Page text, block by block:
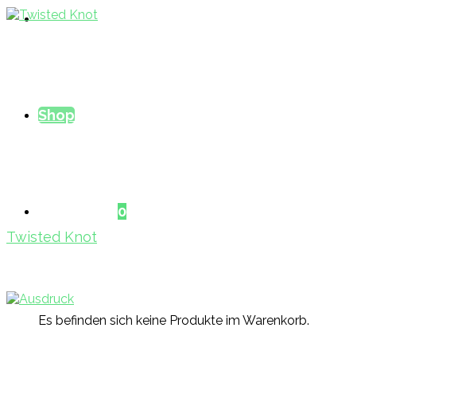
Trainerinnen
Shop
0
Es befinden sich keine Produkte im Warenkorb.
Twisted Knot